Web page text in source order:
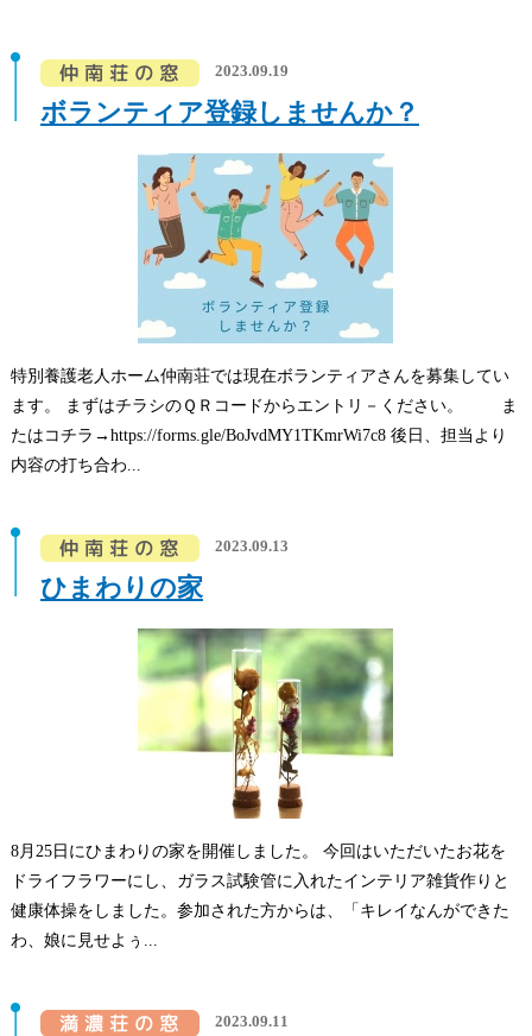
2023.09.19
ボランティア登録しませんか？
特別養護老人ホーム仲南荘では現在ボランティアさんを募集してい
ます。 まずはチラシのＱＲコードからエントリ－ください。 ま
たはコチラ→https://forms.gle/BoJvdMY1TKmrWi7c8 後日、担当より
内容の打ち合わ...
2023.09.13
ひまわりの家
8月25日にひまわりの家を開催しました。 今回はいただいたお花を
ドライフラワーにし、ガラス試験管に入れたインテリア雑貨作りと
健康体操をしました。参加された方からは、「キレイなんができた
わ、娘に見せよぅ...
2023.09.11